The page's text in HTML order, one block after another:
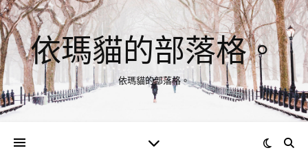
依瑪貓的部落格。
依瑪貓的部落格。